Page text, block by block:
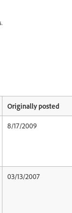
Originally posted
8/17/2009
03/13/2007